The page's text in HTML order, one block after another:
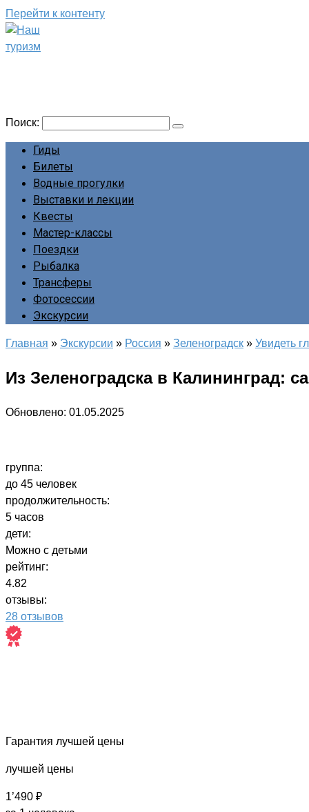
Перейти к контенту
Поиск:
Гиды
Билеты
Водные прогулки
Выставки и лекции
Квесты
Мастер-классы
Поездки
Рыбалка
Трансферы
Фотосессии
Экскурсии
Главная » Экскурсии » Россия » Зеленоградск » Увидеть
Из Зеленоградска в Калининград:
Обновлено: 01.05.2025
группа:
до 45 человек
продолжительность:
5 часов
дети:
Можно с детьми
рейтинг:
4.82
отзывы:
28 отзывов
Гарантия лучшей цены
лучшей цены
1’490 ₽